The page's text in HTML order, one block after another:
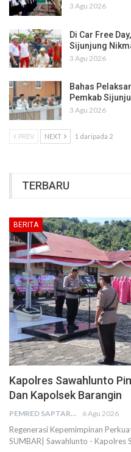
3 Agu 2026
Di Car Free
Sijunjung
3 Agu 2026
Bahas
Pemkab
3 Agu 2026
PREV NEXT 1 daripada 2
TERBARU
BERITA
Kapolres Sawahlunto
Dan Kapolsek Barangin
PEMRED SAPTARIUS 6 Agu 2026
Regenerasi Kepemimpinan
SUMBAR| Sawahlunto - Kapolres